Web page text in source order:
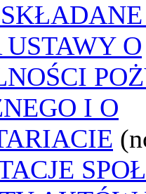
USTAWY O
I O